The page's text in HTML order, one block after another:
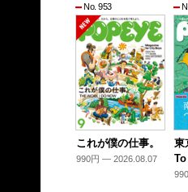
No. 953
これが僕の仕事。
990円 — 2026.08.07
東